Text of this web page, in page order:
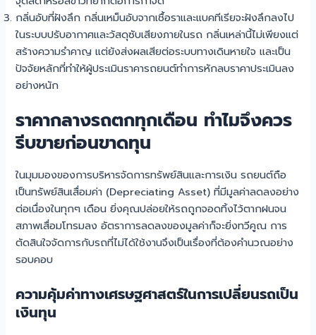
กลิ่นอับที่ฝังลึก กลิ่นเหม็นอับจากเชื้อราและแบคทีเรียจะฝังลึกลงไป
ในระบบปรับอากาศและวัสดุซับเสียงภายในรถ กลิ่นเหล่านี้ไม่เพียงแต่
สร้างความรำคาญ แต่ยังส่งผลเสียต่อระบบทางเดินหายใจ และเป็น
ปัจจัยหลักที่ทำให้ผู้ประเมินราคารถยนต์ทำการหักลบราคาประเมินลง
อย่างหนัก
ราคากลางรถตกทุกเดือน ทำไมจึงควร
รีบขายก่อนขาดทุน
ในมุมมองของการบริหารจัดการทรัพย์สินและการเงิน รถยนต์ถือ
เป็นทรัพย์สินเสื่อมค่า (Depreciating Asset) ที่มีมูลค่าลดลงอย่าง
ต่อเนื่องในทุกๆ เดือน ยิ่งคุณปล่อยให้รถถูกจอดทิ้งไว้ตากฝนจน
สภาพเสื่อมโทรมลง อัตราการลดลงของมูลค่าก็จะยิ่งทวีคูณ การ
ตัดสินใจจัดการกับรถที่ไม่ได้ใช้งานจึงเป็นเรื่องที่ต้องคำนวณอย่าง
รอบคอบ
ความคุ้มค่าทางเศรษฐศาสตร์ในการเปลี่ยนรถเป็น
เงินทุน